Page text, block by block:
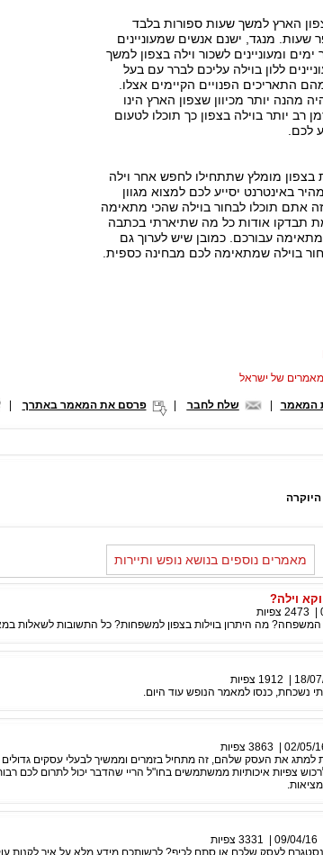
הארץ למשך שעות ספורות בלבד
שעות. מנגד, ישנם אנשים שמעוניינים
ומעוניינים לשכור וילה בצפון למשך
ללון בוילה עליכם לברר עם בעל
התאריכים הפנויים הקיימים אצלו.
מהנה יותר מכיוון שצפון הארץ הינו
רב יותר בוילה בצפון כך תוכלו לטעום
לכם.
מומלץ שתתחילו לחפש אחר וילה
באינטרנט יסייע לכם למצוא מגוון
זה אתם תוכלו לבחור בוילה שהכי מתאימה
תבדקו אודות כל מה שתיארתי בכתבה
עבורכם. כמובן שיש לערוך גם
בוילה שמתאימה לכם מבחינה כספית.
המאמר שלח לחבר פרסם את המאמר באתרך |
היוקרה
מאמרים נוספים בנושא נופש ותיירות
וילה?
2473 צפיות
המשפחה? מה היתרון בוילות בצפון למשפחות? כל התשובות לשאלות
18/
1912 צפיות
נשכחת, כנסו למאמר הנופש עוד היום.
02/05/
3863 צפיות
למתג את העסק שלהם, זה מתחיל בזמרים וממשיך לבעלי עסקים
צפיות איכותיות ממשתמשים בחו"ל הריי שהדבר יכול לתרום לכם
09/04/16
3331 צפיות
לעסק שלכם או סתם לכיף? לרשותכם מידע מלא על איך לקנות